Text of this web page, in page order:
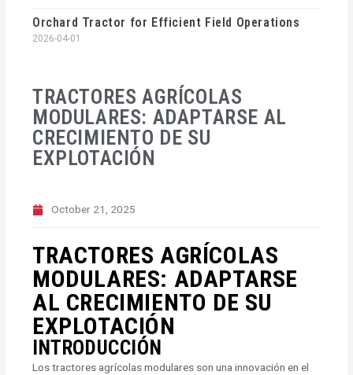
TRACTORES AGRÍCOLAS
MODULARES: ADAPTARSE AL
CRECIMIENTO DE SU
EXPLOTACIÓN
October 21, 2025
TRACTORES AGRÍCOLAS
MODULARES: ADAPTARSE
AL CRECIMIENTO DE SU
EXPLOTACIÓN
INTRODUCCIÓN
Los tractores agrícolas modulares son una innovación en el
Orchard Tractor for Efficient Field Operations
2026-04-01